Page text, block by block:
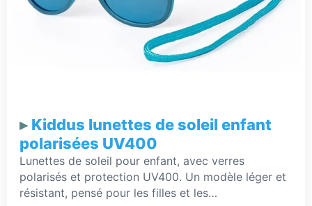
Kiddus lunettes de soleil enfant
polarisées UV400
Lunettes de soleil pour enfant, avec verres
polarisés et protection UV400. Un modèle léger et
résistant, pensé pour les filles et les…